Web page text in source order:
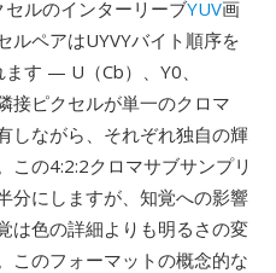
ルのインターリーブYUV画
ルペアはUYVYバイト順序を
す — U（Cb）、Y0、
接ピクセルが単一のクロマ
しながら、それぞれ独自の輝
この4:2:2クロマサブサンプリ
分にしますが、知覚への影響
は色の詳細よりも明るさの変
このフォーマットの概念的な